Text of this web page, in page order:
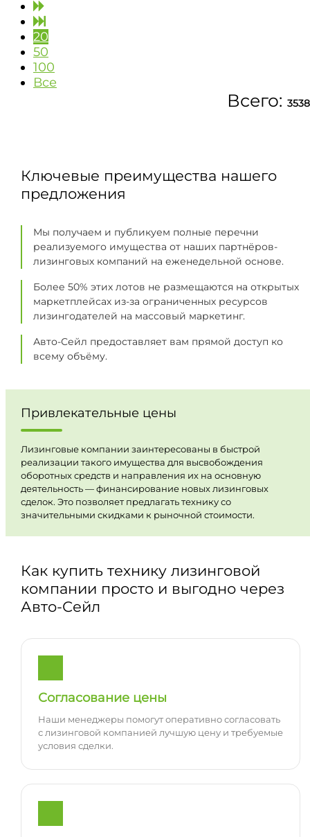
20
50
100
Все
Всего:
Ключевые преимущества нашего
предложения
Мы получаем и публикуем полные перечни
реализуемого имущества от наших партнёров-
лизинговых компаний на еженедельной основе.
Более 50% этих лотов не размещаются на открытых
маркетплейсах из-за ограниченных ресурсов
лизингодателей на массовый маркетинг.
Авто-Сейл предоставляет вам прямой доступ ко
всему объёму.
Привлекательные цены
Лизинговые компании заинтересованы в быстрой
реализации такого имущества для высвобождения
оборотных средств и направления их на основную
деятельность — финансирование новых лизинговых
сделок. Это позволяет предлагать технику со
значительными скидками к рыночной стоимости.
Как купить технику лизинговой
компании просто и выгодно через
Авто-Сейл
Согласование цены
Наши менеджеры помогут оперативно согласовать
с лизинговой компанией лучшую цену и требуемые
условия сделки.